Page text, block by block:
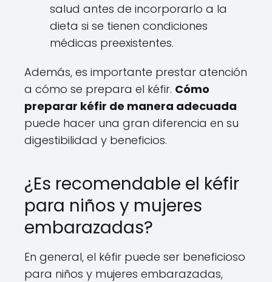
salud antes de incorporarlo a la
dieta si se tienen condiciones
médicas preexistentes.
Además, es importante prestar atención
a cómo se prepara el kéfir. Cómo
preparar kéfir de manera adecuada
puede hacer una gran diferencia en su
digestibilidad y beneficios.
¿Es recomendable el kéfir
para niños y mujeres
embarazadas?
En general, el kéfir puede ser beneficioso
para niños y mujeres embarazadas,